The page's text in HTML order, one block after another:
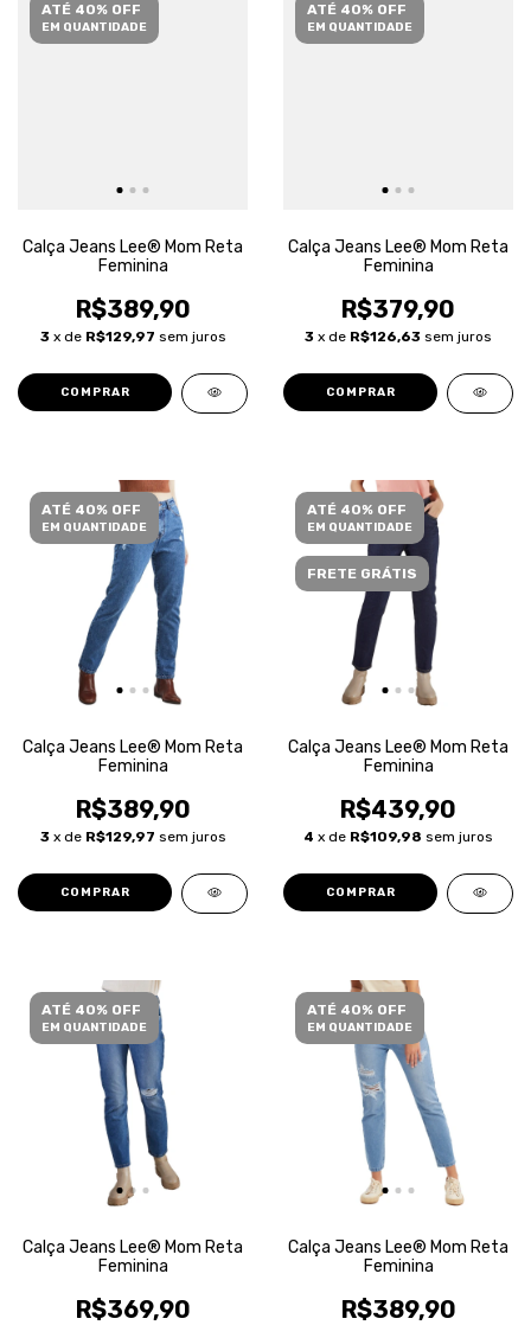
ATÉ 40% OFF
EM QUANTIDADE
Calça Jeans Lee® Mom Reta
Feminina
R$389,90
3 x de R$129,97 sem juros
COMPRAR
ATÉ 40% OFF
EM QUANTIDADE
Calça Jeans Lee® Mom Reta
Feminina
R$379,90
3 x de R$126,63 sem juros
COMPRAR
ATÉ 40% OFF
EM QUANTIDADE
Calça Jeans Lee® Mom Reta
Feminina
R$389,90
3 x de R$129,97 sem juros
COMPRAR
ATÉ 40% OFF
EM QUANTIDADE
FRETE GRÁTIS
Calça Jeans Lee® Mom Reta
Feminina
R$439,90
4 x de R$109,98 sem juros
COMPRAR
ATÉ 40% OFF
EM QUANTIDADE
Calça Jeans Lee® Mom Reta
Feminina
R$369,90
ATÉ 40% OFF
EM QUANTIDADE
Calça Jeans Lee® Mom Reta
Feminina
R$389,90